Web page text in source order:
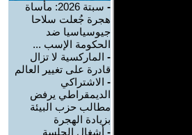
-
سبتة 2026: مأساة
هجرة جُعلت سلاحا
جيوسياسيا ضد
الحكومة الإسب ...
- الماركسية لا تزال
قادرة على تغيير العالم
- الاشتراكي
الديمقراطي يرفض
مطالب حزب البيئة
بزيادة الهجرة
- أشغال الجلسة